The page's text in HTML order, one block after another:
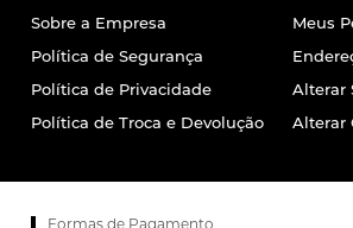
Sobre a Empresa
Política de Segurança
Política de Privacidade
Política de Troca e Devolução
Meus
Alterar
Alterar
Formas de Pagamento